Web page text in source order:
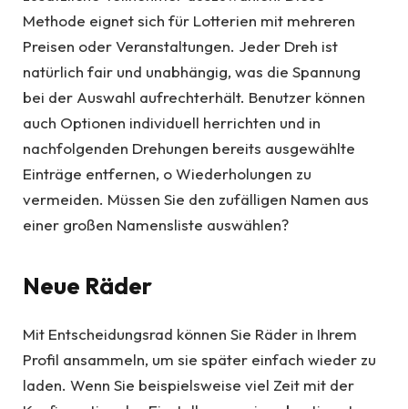
Methode eignet sich für Lotterien mit mehreren
Preisen oder Veranstaltungen. Jeder Dreh ist
natürlich fair und unabhängig, was die Spannung
bei der Auswahl aufrechterhält. Benutzer können
auch Optionen individuell herrichten und in
nachfolgenden Drehungen bereits ausgewählte
Einträge entfernen, o Wiederholungen zu
vermeiden. Müssen Sie den zufälligen Namen aus
einer großen Namensliste auswählen?
Neue Räder
Mit Entscheidungsrad können Sie Räder in Ihrem
Profil ansammeln, um sie später einfach wieder zu
laden. Wenn Sie beispielsweise viel Zeit mit der